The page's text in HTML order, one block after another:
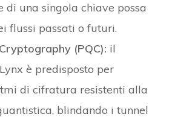
di una singola chiave possa
flussi passati o futuri.
(PQC): il
è predisposto per
di cifratura resistenti alla
blindando i tunnel